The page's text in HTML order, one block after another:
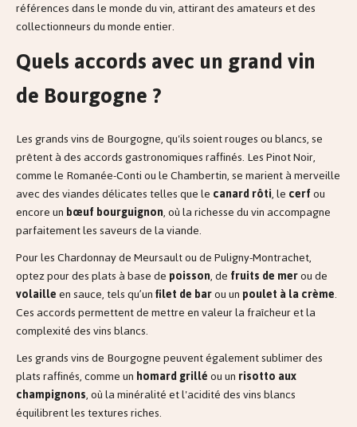
références dans le monde du vin, attirant des amateurs et des
collectionneurs du monde entier.
Quels accords avec un grand vin
de Bourgogne ?
Les grands vins de Bourgogne, qu'ils soient rouges ou blancs, se
prêtent à des accords gastronomiques raffinés. Les Pinot Noir,
comme le Romanée-Conti ou le Chambertin, se marient à merveille
avec des viandes délicates telles que lecanard rôti, lecerfou
encore unbœuf bourguignon, où la richesse du vin accompagne
parfaitement les saveurs de la viande.
Pour les Chardonnay de Meursault ou de Puligny-Montrachet,
optez pour des plats à base depoisson, defruits de merou de
volailleen sauce, tels qu’unfilet de barou unpoulet à la crème.
Ces accords permettent de mettre en valeur la fraîcheur et la
complexité des vins blancs.
Les grands vins de Bourgogne peuvent également sublimer des
plats raffinés, comme unhomard grilléou unrisotto aux
champignons, où la minéralité et l'acidité des vins blancs
équilibrent les textures riches.